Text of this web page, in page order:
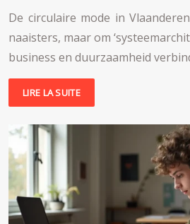
De circulaire mode in
naaisters, maar om
business en duurzaamheid
LIRE LA SUITE